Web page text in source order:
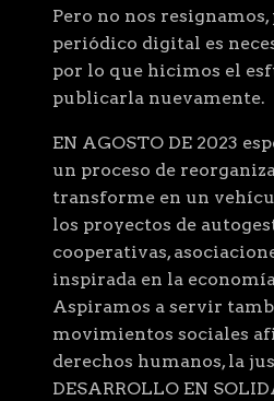
Pero no nos
periódico digital es
por lo que hicimos el
publicarla nuevamente.
EN AGOSTO DE 2023
un proceso de
transforme en un
los proyectos de
cooperativas,
inspirada en la
Aspiramos a servir
movimientos sociales
derechos humanos, la
DESARROLLO EN